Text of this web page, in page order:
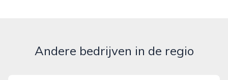
Andere bedrijven in de regio